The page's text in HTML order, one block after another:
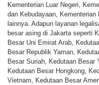
Kementerian Luar Negeri,
dan Kebudayaan,
lainnya. Adapun layanan
besar asing di Jakarta seperti
Besar Uni Emirat Arab,
Besar Republik Yaman,
Besar Suriah, Kedutaan Besar
Kedutaan Besar Hongkong,
Vietnam, Kedutaan Besar